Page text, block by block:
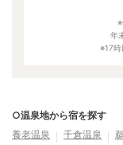
※
年
※17時
○温泉地から宿を探す
養老温泉
千倉温泉